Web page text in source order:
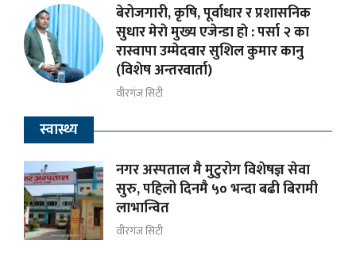
बेरोजगारी, कृषि, पूर्वाधार र प्रशासनिक
सुधार मेराे मुख्य एजेन्डा हाे : पर्सा २ का
रास्वापा उम्मेदवार सुशिल कुमार कानु
(विशेष अन्तरवार्ता)
वीरगंज सिटी
स्वास्थ्य
नगर अस्पताल मै मुटुरोग विशेषज्ञ सेवा
सुरु, पहिलो दिनमै ५० भन्दा बढी बिरामी
लाभान्वित
वीरगंज सिटी